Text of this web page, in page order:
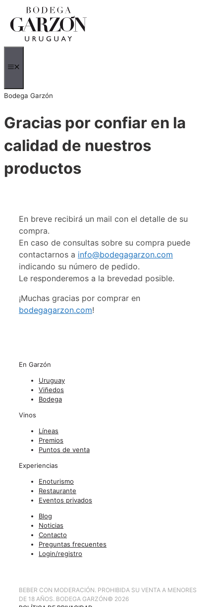
contenido
Bodega Garzón
Gracias por confiar en la
calidad de nuestros
productos
En breve recibirá un mail con el detalle de su
compra.
En caso de consultas sobre su compra puede
contactarnos a info@bodegagarzon.com
indicando su número de pedido.
Le responderemos a la brevedad posible.
¡Muchas gracias por comprar en
bodegagarzon.com!
En Garzón
Uruguay
Viñedos
Bodega
Vinos
Líneas
Premios
Puntos de venta
Experiencias
Enoturismo
Restaurante
Eventos privados
Blog
Noticias
Contacto
Preguntas frecuentes
Login/registro
BEBER CON MODERACIÓN. PROHIBIDA SU VENTA A MENORES
DE 18 AÑOS. BODEGA GARZÓN© 2026